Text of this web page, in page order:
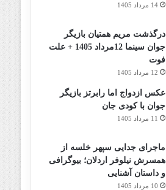
14 مرداد 1405
درگذشت مریم همتیان بازیگر
جوان سینما 12مرداد 1405 + علت
فوت
12 مرداد 1405
عکس ازدواج اما رابرتز بازیگر
جوان با کودی جان
11 مرداد 1405
ماجرای جدایی سپهر خلسه از
همسرش نیلوفر اردلان؛ بیوگرافی
و داستان آشنایی
10 مرداد 1405